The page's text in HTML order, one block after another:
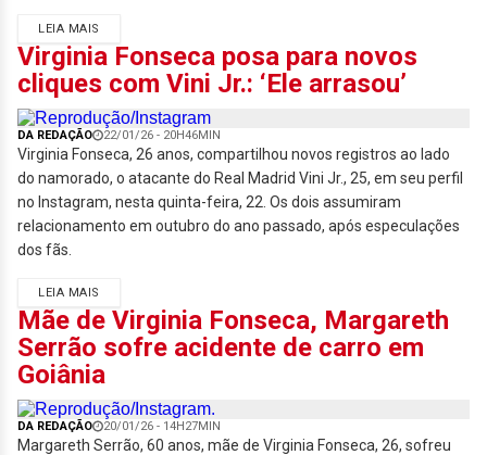
LEIA MAIS
Virginia Fonseca posa para novos
cliques com Vini Jr.: ‘Ele arrasou’
DA REDAÇÃO 22/01/26 - 20H46MIN
Virginia Fonseca, 26 anos, compartilhou novos registros ao lado
do namorado, o atacante do Real Madrid Vini Jr., 25, em seu perfil
no Instagram, nesta quinta-feira, 22. Os dois assumiram
relacionamento em outubro do ano passado, após especulações
dos fãs.
LEIA MAIS
Mãe de Virginia Fonseca, Margareth
Serrão sofre acidente de carro em
Goiânia
DA REDAÇÃO 20/01/26 - 14H27MIN
Margareth Serrão, 60 anos, mãe de Virginia Fonseca, 26, sofreu